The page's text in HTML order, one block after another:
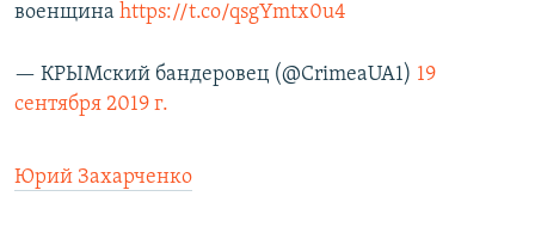
военщина https://t.co/qsgYmtx0u4
— КРЫМский бандеровец (@CrimeaUA1) 19
сентября 2019 г.
Юрий Захарченко